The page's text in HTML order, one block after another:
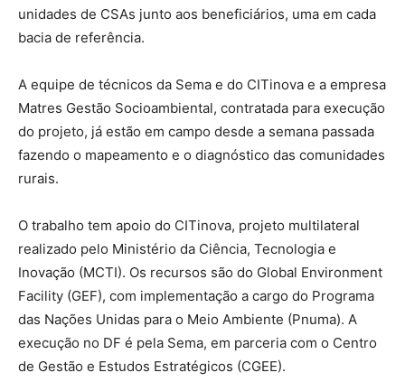
unidades de CSAs junto aos beneficiários, uma em cada
bacia de referência.
A equipe de técnicos da Sema e do CITinova e a empresa
Matres Gestão Socioambiental, contratada para execução
do projeto, já estão em campo desde a semana passada
fazendo o mapeamento e o diagnóstico das comunidades
rurais.
O trabalho tem apoio do CITinova, projeto multilateral
realizado pelo Ministério da Ciência, Tecnologia e
Inovação (MCTI). Os recursos são do Global Environment
Facility (GEF), com implementação a cargo do Programa
das Nações Unidas para o Meio Ambiente (Pnuma). A
execução no DF é pela Sema, em parceria com o Centro
de Gestão e Estudos Estratégicos (CGEE).